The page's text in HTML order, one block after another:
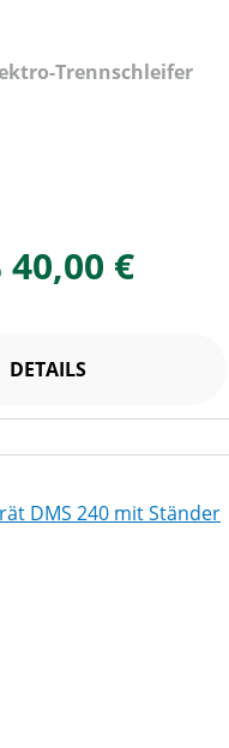
Trennschleifer
40,00 €
DETAILS